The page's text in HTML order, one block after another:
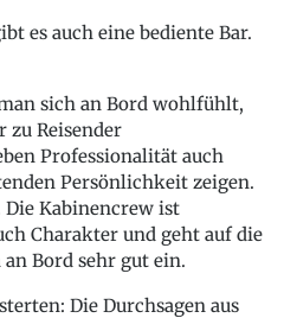
es auch eine bediente Bar.
sich an Bord wohlfühlt,
zu Reisender
Professionalität auch
Persönlichkeit zeigen.
Die Kabinencrew ist
Charakter und geht auf die
an Bord sehr gut ein.
Die Durchsagen aus